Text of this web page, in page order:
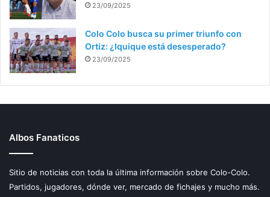
23/09/2025
Colo Colo busca su primer triunfo con
Ortiz: ¿Iquique está desesperado?
23/09/2025
Albos Fanaticos
Sitio de noticias con toda la última información sobre Colo-Colo.
Partidos, jugadores, dónde ver, mercado de fichajes y mucho más.